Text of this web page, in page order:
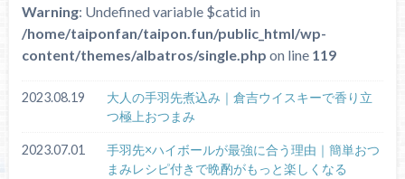
Warning: Undefined variable $catid in
/home/taiponfan/taipon.fun/public_html/wp-
content/themes/albatros/single.php on line 119
2023.08.19
大人の手羽先煮込み｜倉吉ウイスキーで香り立
つ極上おつまみ
2023.07.01
手羽先×ハイボールが最強に合う理由｜簡単おつ
まみレシピ付きで晩酌がもっと楽しくなる